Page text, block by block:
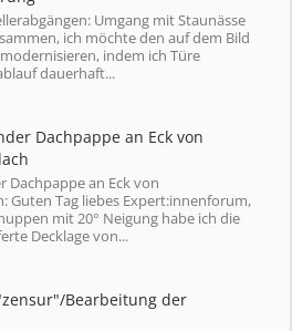
Umgang mit Staunässe
ich möchte den auf dem Bild
indem ich Türe
dauerhaft...
Dachpappe an Eck von
Dachpappe an Eck von
Guten Tag liebes Expert:innenforum,
mit 20° Neigung habe ich die
Decklage von...
Bearbeitung der